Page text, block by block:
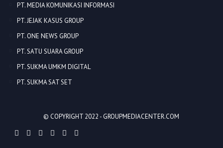
PT. MEDIA KOMUNIKASI INFORMASI
PT. JEJAK KASUS GROUP
PT. ONE NEWS GROUP
PT. SATU SUARA GROUP
PT. SUKMA UMKM DIGITAL
PT. SUKMA SAT SET
© COPYRIGHT 2022 - GROUPMEDIACENTER.COM